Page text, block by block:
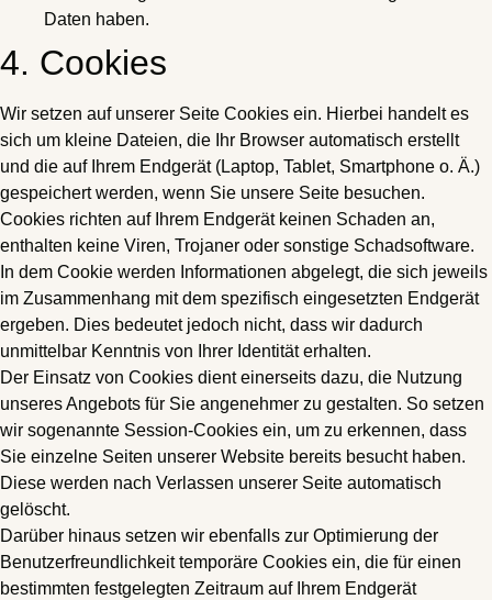
Daten haben.
4. Cookies
Wir setzen auf unserer Seite Cookies ein. Hierbei handelt es
sich um kleine Dateien, die Ihr Browser automatisch erstellt
und die auf Ihrem Endgerät (Laptop, Tablet, Smartphone o. Ä.)
gespeichert werden, wenn Sie unsere Seite besuchen.
Cookies richten auf Ihrem Endgerät keinen Schaden an,
enthalten keine Viren, Trojaner oder sonstige Schadsoftware.
In dem Cookie werden Informationen abgelegt, die sich jeweils
im Zusammenhang mit dem spezifisch eingesetzten Endgerät
ergeben. Dies bedeutet jedoch nicht, dass wir dadurch
unmittelbar Kenntnis von Ihrer Identität erhalten.
Der Einsatz von Cookies dient einerseits dazu, die Nutzung
unseres Angebots für Sie angenehmer zu gestalten. So setzen
wir sogenannte Session-Cookies ein, um zu erkennen, dass
Sie einzelne Seiten unserer Website bereits besucht haben.
Diese werden nach Verlassen unserer Seite automatisch
gelöscht.
Darüber hinaus setzen wir ebenfalls zur Optimierung der
Benutzerfreundlichkeit temporäre Cookies ein, die für einen
bestimmten festgelegten Zeitraum auf Ihrem Endgerät